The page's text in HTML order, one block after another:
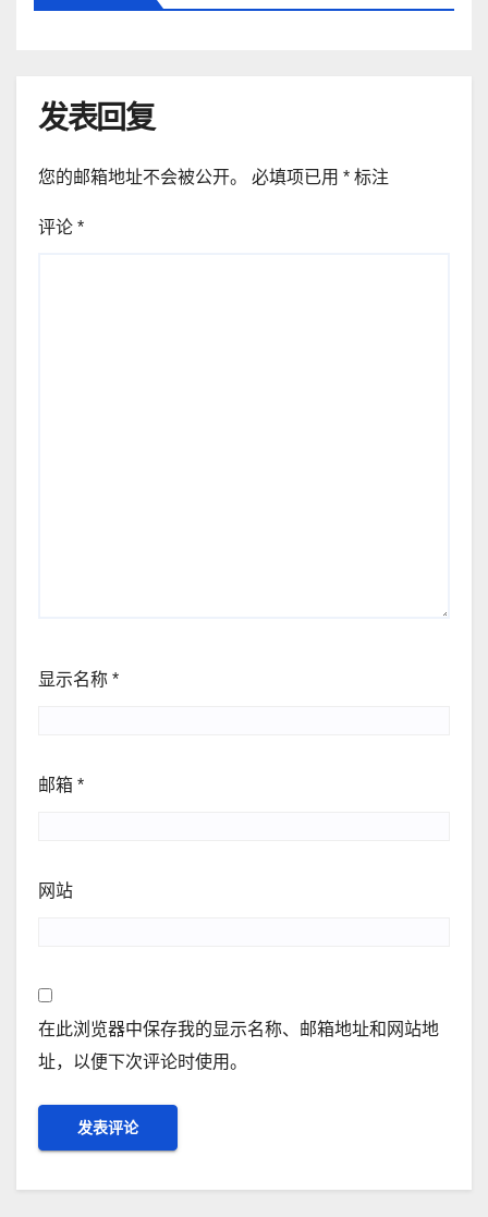
发表回复
您的邮箱地址不会被公开。 必填项已用 * 标注
评论 *
显示名称 *
邮箱 *
网站
在此浏览器中保存我的显示名称、邮箱地址和网站地
址，以便下次评论时使用。